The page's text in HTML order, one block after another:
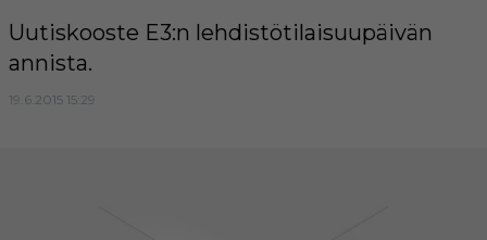
Uutiskooste E3:n lehdistötilaisuupäivän
annista.
19.6.2015 15:29